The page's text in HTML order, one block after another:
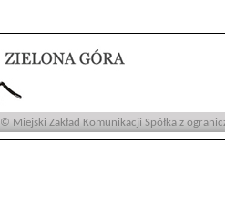
© Miejski Zakład Komunikacji Spółka z